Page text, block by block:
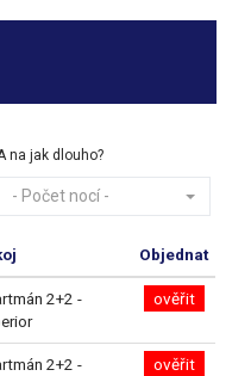
na jak dlouho?
- Počet nocí -
Objednat
2+2 -
ověřit
2+2 -
ověřit